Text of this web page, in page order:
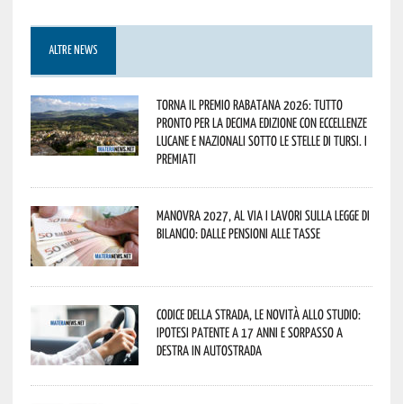
ALTRE NEWS
Torna il Premio Rabatana 2026: tutto
pronto per la decima edizione con eccellenze
lucane e nazionali sotto le stelle di Tursi. I
premiati
Manovra 2027, al via i lavori sulla Legge di
Bilancio: dalle pensioni alle tasse
Codice della strada, le novità allo studio:
ipotesi patente a 17 anni e sorpasso a
destra in autostrada